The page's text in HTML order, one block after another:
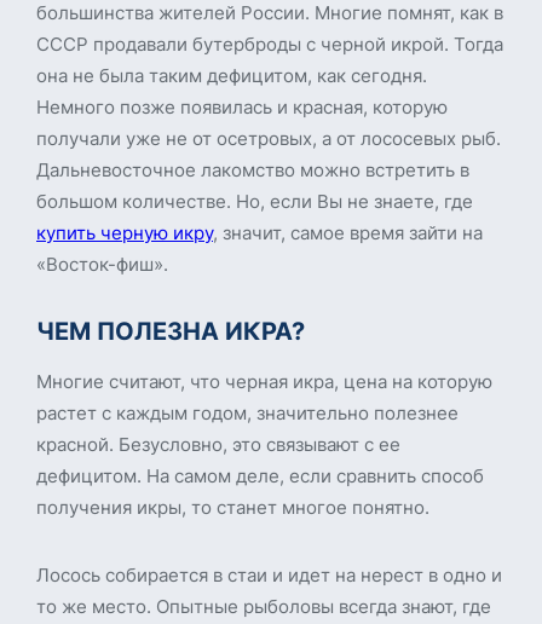
большинства жителей России. Многие помнят, как в
СССР продавали бутерброды с черной икрой. Тогда
она не была таким дефицитом, как сегодня.
Немного позже появилась и красная, которую
получали уже не от осетровых, а от лососевых рыб.
Дальневосточное лакомство можно встретить в
большом количестве. Но, если Вы не знаете, где
купить черную икру, значит, самое время зайти на
«Восток-фиш».
ЧЕМ ПОЛЕЗНА ИКРА?
Многие считают, что черная икра, цена на которую
растет с каждым годом, значительно полезнее
красной. Безусловно, это связывают с ее
дефицитом. На самом деле, если сравнить способ
получения икры, то станет многое понятно.
Лосось собирается в стаи и идет на нерест в одно и
то же место. Опытные рыболовы всегда знают, где